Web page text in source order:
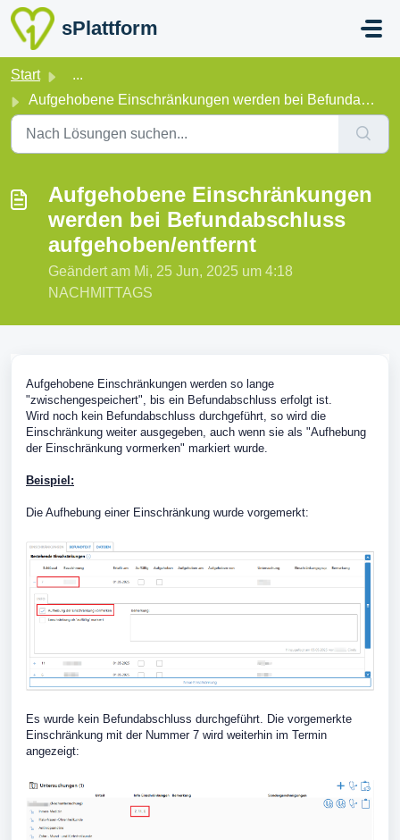
Zum hauptsächlichen Inhalt gehen
sPlattform
Start
...
Aufgehobene Einschränkungen werden bei Befundabschluss au...
Aufgehobene Einschränkungen
werden bei Befundabschluss
aufgehoben/entfernt
Geändert am Mi, 25 Jun, 2025 um 4:18
NACHMITTAGS
Aufgehobene Einschränkungen werden so lange
"zwischengespeichert", bis ein Befundabschluss erfolgt ist.
Wird noch kein Befundabschluss durchgeführt, so wird die
Einschränkung weiter ausgegeben, auch wenn sie als "Aufhebung
der Einschränkung vormerken" markiert wurde.
Beispiel:
Die Aufhebung einer Einschränkung wurde vorgemerkt:
Es wurde kein Befundabschluss durchgeführt. Die vorgemerkte
Einschränkung mit der Nummer 7 wird weiterhin im Termin
angezeigt: